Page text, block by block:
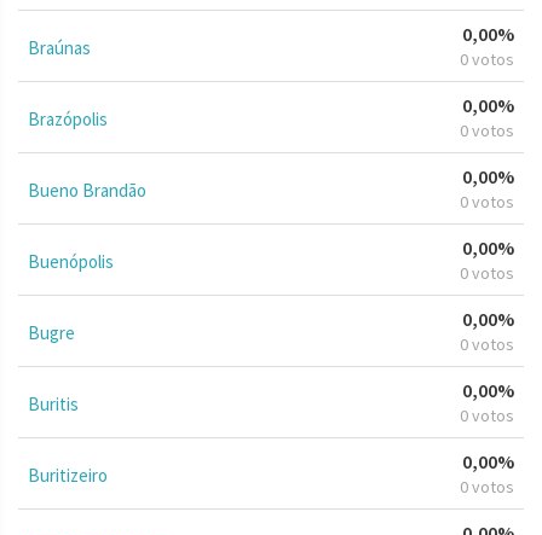
Braúnas
0,00%
0 votos
Brazópolis
0,00%
0 votos
Bueno Brandão
0,00%
0 votos
Buenópolis
0,00%
0 votos
Bugre
0,00%
0 votos
Buritis
0,00%
0 votos
Buritizeiro
0,00%
0 votos